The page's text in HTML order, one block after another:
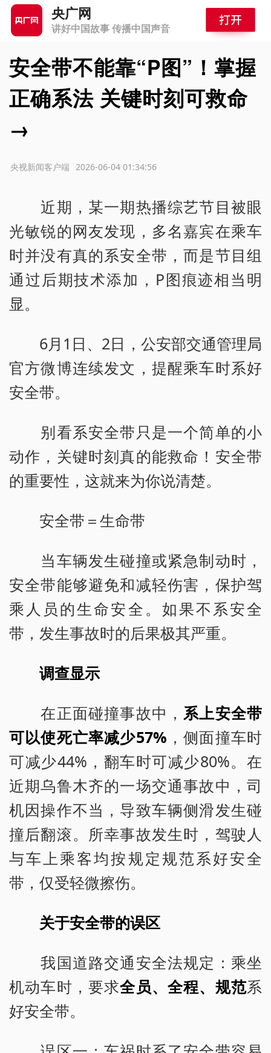
央广网
讲好中国故事 传播中国声音
安全带不能靠“P图”！掌握
正确系法 关键时刻可救命
→
2026-06-04 01:34:56
央视新闻客户端
近期，某一期热播综艺节目被眼
光敏锐的网友发现，多名嘉宾在乘车
时并没有真的系安全带，而是节目组
通过后期技术添加，P图痕迹相当明
显。
6月1日、2日，公安部交通管理局
官方微博连续发文，提醒乘车时系好
安全带。
别看系安全带只是一个简单的小
动作，关键时刻真的能救命！安全带
的重要性，这就来为你说清楚。
安全带＝生命带
当车辆发生碰撞或紧急制动时，
安全带能够避免和减轻伤害，保护驾
乘人员的生命安全。如果不系安全
带，发生事故时的后果极其严重。
调查显示
在正面碰撞事故中， 系上安全带
可以使死亡率减少57% ，侧面撞车时
可减少44%，翻车时可减少80%。在
近期乌鲁木齐的一场交通事故中，司
机因操作不当，导致车辆侧滑发生碰
撞后翻滚。所幸事故发生时，驾驶人
与车上乘客均按规定规范系好安全
带，仅受轻微擦伤。
关于安全带的误区
我国道路交通安全法规定：乘坐
机动车时，要求全员、全程、规范系
好安全带。